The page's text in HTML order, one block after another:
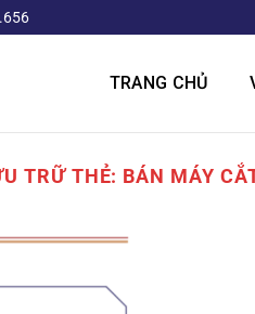
TRANG CHỦ
TRỮ THẺ: BÁN MÁY